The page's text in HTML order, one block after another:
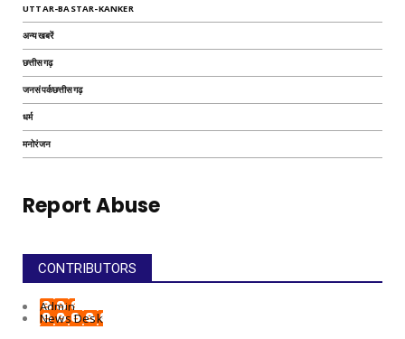
UTTAR-BASTAR-KANKER
अन्यखबरें
छत्तीसगढ़
जनसंपर्कछत्तीसगढ़
धर्म
मनोरंजन
Report Abuse
CONTRIBUTORS
Admin
News Desk